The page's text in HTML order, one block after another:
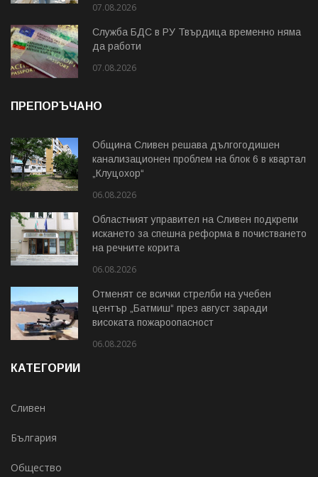
07.08.2026
Служба БДС в РУ Твърдица временно няма
да работи
07.08.2026
ПРЕПОРЪЧАНО
Община Сливен решава дългогодишен
канализационен проблем на блок 6 в квартал
„Клуцохор“
06.08.2026
Областният управител на Сливен подкрепи
искането за спешна реформа в почистването
на речните корита
06.08.2026
Отменят се всички стрелби на учебен
център „Батмиш“ през август заради
високата пожароопасност
06.08.2026
КАТЕГОРИИ
Сливен
България
Общество